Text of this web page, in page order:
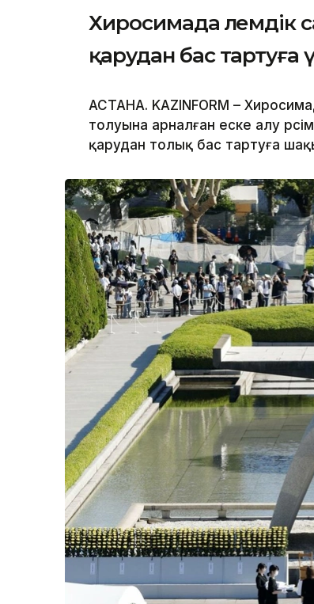
Хиросимада
қарудан бас
АСТАНА. KAZINFORM –
толуына арналған еске алу
қарудан толық бас тартуға